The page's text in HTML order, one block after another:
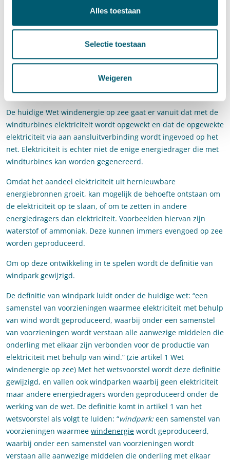
Alles toestaan
Selectie toestaan
Weigeren
mogelijkheid om de wijze waarop een bod in een veiling wordt
uitgebracht en het tijdstip van betalen nader te kunnen
van het wetsvoorstel bepaalt dat de minister de vergunning
verleent aan de aanvrager met het hoogste bod. Een aanvraag,
Andere energiedragers
De huidige Wet windenergie op zee gaat er vanuit dat met de
windturbines elektriciteit wordt opgewekt en dat de opgewekte
elektriciteit via aan aansluitverbinding wordt ingevoed op het
net. Elektriciteit is echter niet de enige energiedrager die met
windturbines kan worden gegenereerd.
Omdat het aandeel elektriciteit uit hernieuwbare
energiebronnen groeit, kan mogelijk de behoefte ontstaan om
de elektriciteit op te slaan, of om te zetten in andere
energiedragers dan elektriciteit. Voorbeelden hiervan zijn
waterstof of ammoniak. Deze kunnen immers evengoed op zee
worden geproduceerd.
Om op deze ontwikkeling in te spelen wordt de definitie van
windpark gewijzigd.
De definitie van windpark luidt onder de huidige wet: “een
samenstel van voorzieningen waarmee elektriciteit met behulp
van wind wordt geproduceerd, waarbij onder een samenstel
van voorzieningen wordt verstaan alle aanwezige middelen die
onderling met elkaar zijn verbonden voor de productie van
elektriciteit met behulp van wind.” (zie artikel 1 Wet
windenergie op zee) Met het wetsvoorstel wordt deze definitie
gewijzigd, en vallen ook windparken waarbij geen elektriciteit
maar andere energiedragers worden geproduceerd onder de
werking van de wet. De definitie komt in artikel 1 van het
wetsvoorstel als volgt te luiden: “windpark:een samenstel van
voorzieningen waarmee windenergie wordt geproduceerd,
waarbij onder een samenstel van voorzieningen wordt
verstaan alle aanwezige middelen die onderling met elkaar